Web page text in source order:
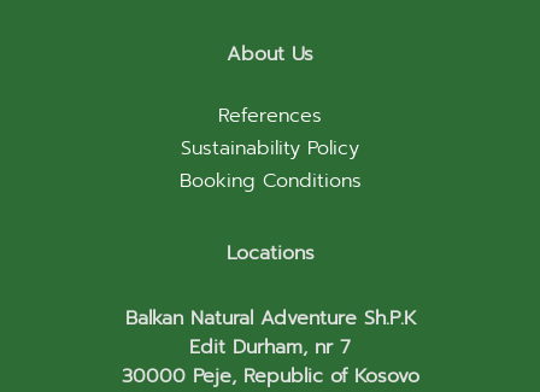
About Us
References
Sustainability Policy
Booking Conditions
Locations
Balkan Natural Adventure Sh.P.K
Edit Durham, nr 7
30000 Peje, Republic of Kosovo